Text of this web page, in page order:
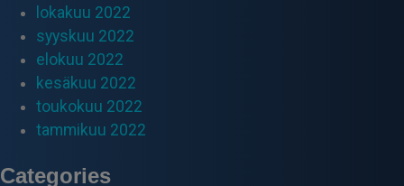
lokakuu 2022
syyskuu 2022
elokuu 2022
kesäkuu 2022
toukokuu 2022
tammikuu 2022
Categories